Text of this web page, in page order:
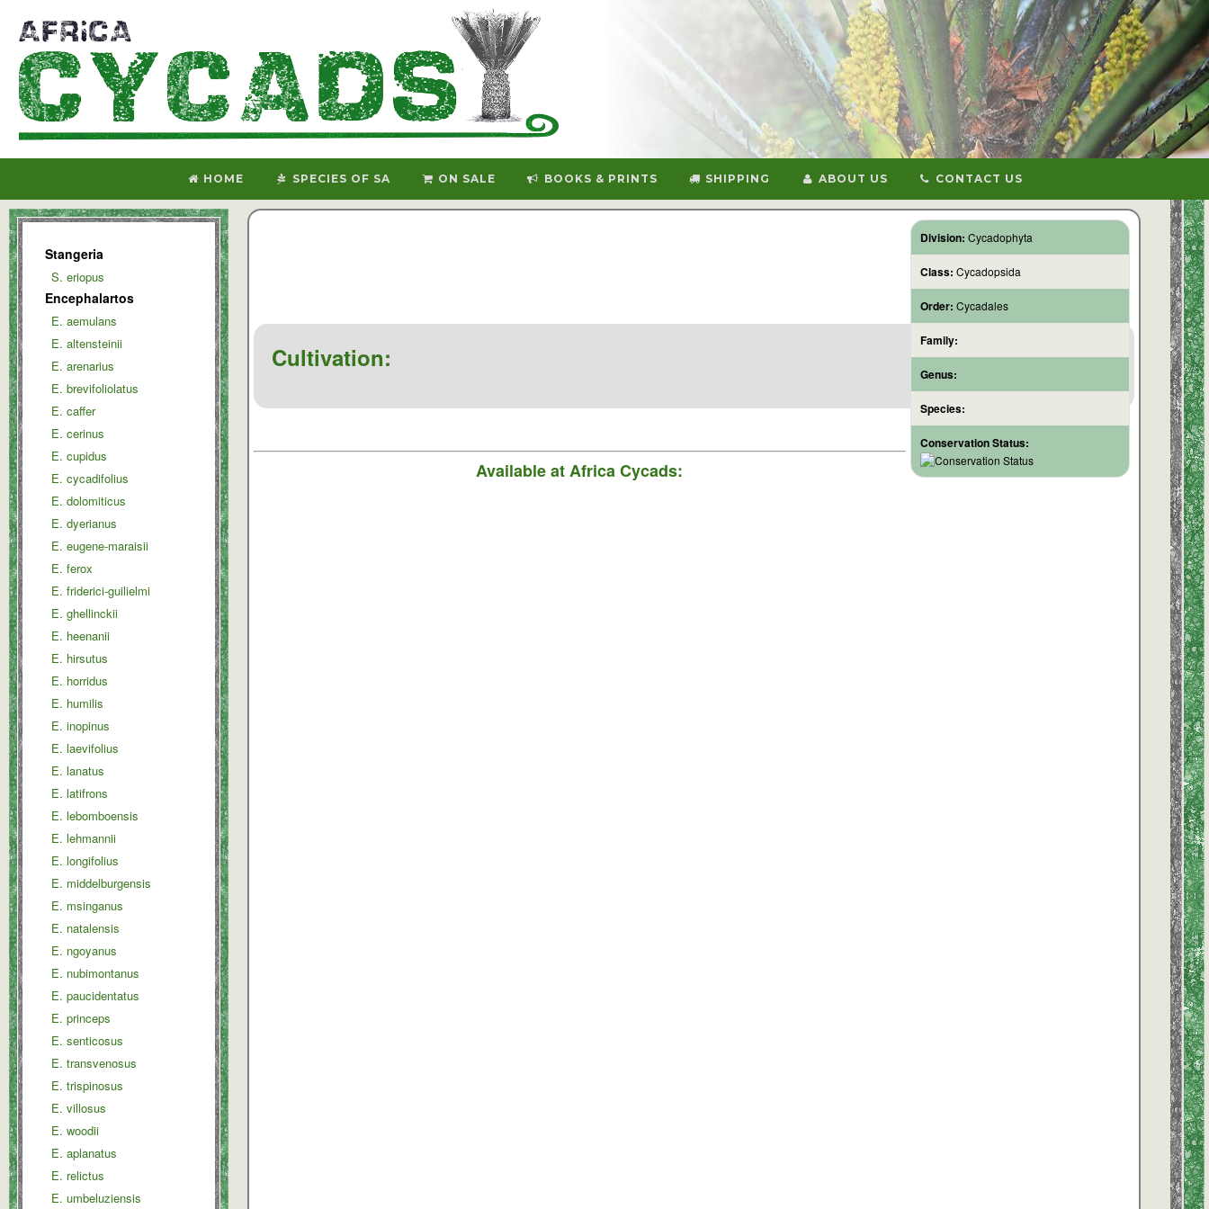
HOME SPECIES OF SA ON SALE BOOKS & PRINTS SHIPPING ABOUT US CONTACT US
Stangeria
S. eriopus
Encephalartos
E. aemulans
E. altensteinii
E. arenarius
E. brevifoliolatus
E. caffer
E. cerinus
E. cupidus
E. cycadifolius
E. dolomiticus
E. dyerianus
E. eugene-maraisii
E. ferox
E. friderici-guilielmi
E. ghellinckii
E. heenanii
E. hirsutus
E. horridus
E. humilis
E. inopinus
E. laevifolius
E. lanatus
E. latifrons
E. lebomboensis
E. lehmannii
E. longifolius
E. middelburgensis
E. msinganus
E. natalensis
E. ngoyanus
E. nubimontanus
E. paucidentatus
E. princeps
E. senticosus
E. transvenosus
E. trispinosus
E. villosus
E. woodii
E. aplanatus
E. relictus
E. umbeluziensis
Division: Cycadophyta
Class: Cycadopsida
Order: Cycadales
Family:
Genus:
Species:
Conservation Status:
Cultivation:
Availableat Africa Cycads: